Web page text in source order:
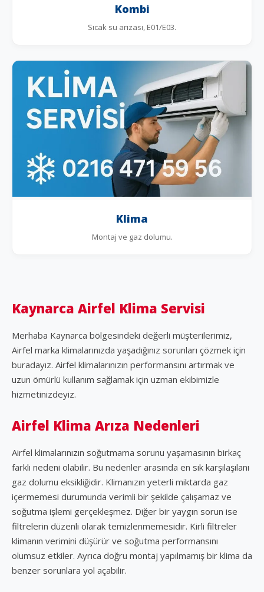
Kombi
Sıcak su arızası, E01/E03.
Klima
Montaj ve gaz dolumu.
Kaynarca Airfel Klima Servisi
Merhaba Kaynarca bölgesindeki değerli müşterilerimiz,
Airfel marka klimalarınızda yaşadığınız sorunları çözmek için
buradayız. Airfel klimalarınızın performansını artırmak ve
uzun ömürlü kullanım sağlamak için uzman ekibimizle
hizmetinizdeyiz.
Airfel Klima Arıza Nedenleri
Airfel klimalarınızın soğutmama sorunu yaşamasının birkaç
farklı nedeni olabilir. Bu nedenler arasında en sık karşılaşılanı
gaz dolumu eksikliğidir. Klimanızın yeterli miktarda gaz
içermemesi durumunda verimli bir şekilde çalışamaz ve
soğutma işlemi gerçekleşmez. Diğer bir yaygın sorun ise
filtrelerin düzenli olarak temizlenmemesidir. Kirli filtreler
klimanın verimini düşürür ve soğutma performansını
olumsuz etkiler. Ayrıca doğru montaj yapılmamış bir klima da
benzer sorunlara yol açabilir.